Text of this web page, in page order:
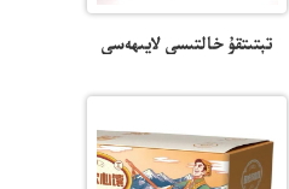
تېتىتقۇ خالتىسى لايىھەسى